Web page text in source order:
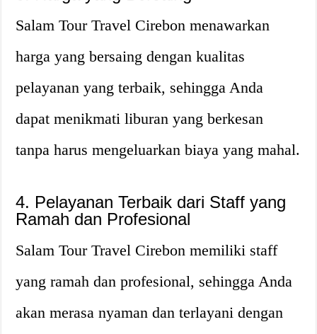
Salam Tour Travel Cirebon menawarkan
harga yang bersaing dengan kualitas
pelayanan yang terbaik, sehingga Anda
dapat menikmati liburan yang berkesan
tanpa harus mengeluarkan biaya yang mahal.
4. Pelayanan Terbaik dari Staff yang
Ramah dan Profesional
Salam Tour Travel Cirebon memiliki staff
yang ramah dan profesional, sehingga Anda
akan merasa nyaman dan terlayani dengan